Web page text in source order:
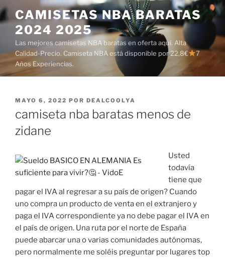
Saltar
al
contenido
CAMISETAS NBA BARATAS
2024 2025
Las mejores camisetas NBA baratas en oferta aquí. Alta
Calidad-Precio. Camiseta NBA está disponible por 22,8€
7
Años Experiencias.
PUBLICADO
MAYO 6, 2022 POR DEALCOOLYA
camiseta nba baratas menos de
zidane
Usted
todavía
tiene que
pagar el IVA al regresar a su país de origen? Cuando
uno compra un producto de venta en el extranjero y
paga el IVA correspondiente ya no debe pagar el IVA en
el país de origen. Una ruta por el norte de España
puede abarcar una o varias comunidades autónomas,
pero normalmente me soléis preguntar por lugares top